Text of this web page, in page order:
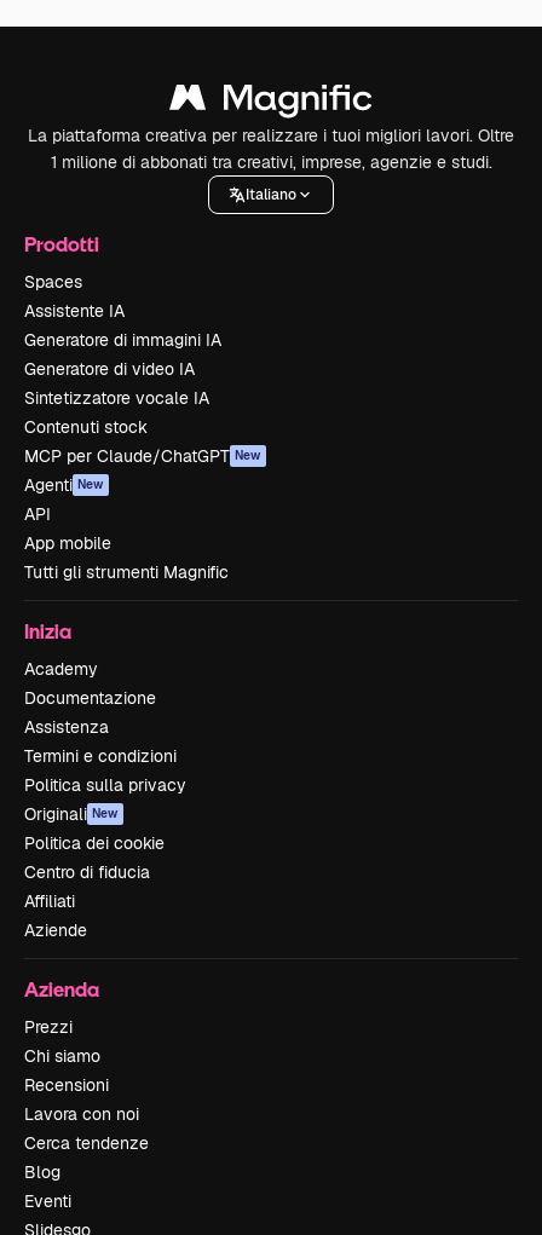
La piattaforma creativa per realizzare i tuoi migliori lavori. Oltre
1 milione di abbonati tra creativi, imprese, agenzie e studi.
Italiano
Prodotti
Spaces
Assistente IA
Generatore di immagini IA
Generatore di video IA
Sintetizzatore vocale IA
Contenuti stock
MCP per Claude/ChatGPT New
Agenti New
API
App mobile
Tutti gli strumenti Magnific
Inizia
Academy
Documentazione
Assistenza
Termini e condizioni
Politica sulla privacy
Originali New
Politica dei cookie
Centro di fiducia
Affiliati
Aziende
Azienda
Prezzi
Chi siamo
Recensioni
Lavora con noi
Cerca tendenze
Blog
Eventi
Slidesgo